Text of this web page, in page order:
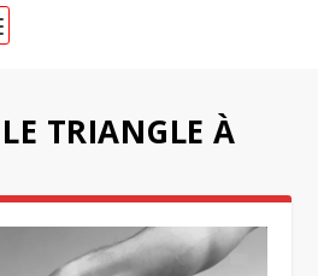
LE TRIANGLE À